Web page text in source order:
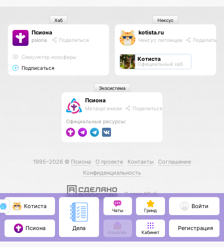
Псиона
psiona Поделиться
Cимулятор ноосферы
Подписаться
Хаб
kotista.ru
Нексус питомцев Поделиться
Котиста
Официальный хаб
Нексус
Псиона
Метаорганизм Поделиться
Официальные ресурсы:
Экосистема
1995–2026 © Псиона О проекте Контакты
Соглашение
Конфиденциальность
С нами КО 🕉️
Котиста
Псиона Дела
Чаты Гринд
Кошелёк Кабинет
Войти
Регистрация